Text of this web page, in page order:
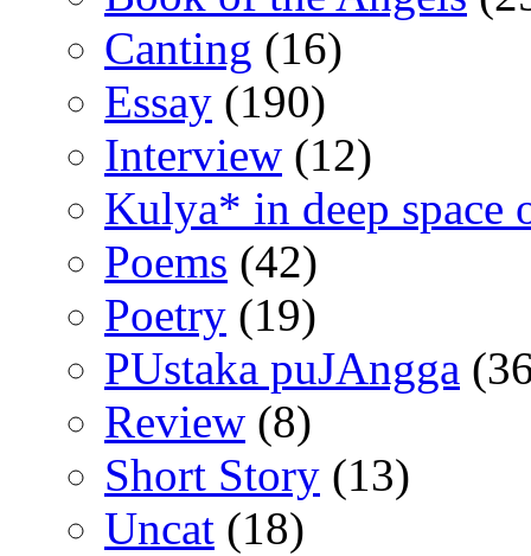
Canting (16)
Essay (190)
Interview (12)
Kulya* in deep space
Poems (42)
Poetry (19)
PUstaka puJAngga
Review (8)
Short Story (13)
Uncat (18)